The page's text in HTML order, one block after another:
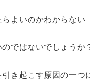
よいのかわからない
ではないでしょうか
き起こす原因の一つ